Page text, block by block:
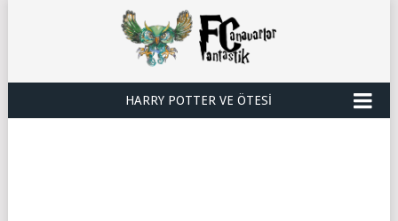
HARRY POTTER VE ÖTESI